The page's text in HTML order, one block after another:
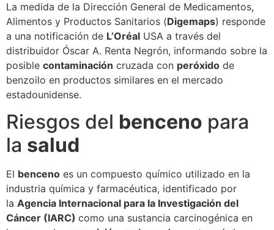
La medida de la Dirección General de Medicamentos,
Alimentos y Productos Sanitarios (Digemaps) responde
a una notificación de L’Oréal USA a través del
distribuidor Óscar A. Renta Negrón, informando sobre la
posible contaminación cruzada con peróxido de
benzoilo en productos similares en el mercado
estadounidense.
Riesgos del benceno para
la salud
El benceno es un compuesto químico utilizado en la
industria química y farmacéutica, identificado por
la Agencia Internacional para la Investigación del
Cáncer (IARC) como una sustancia carcinogénica en